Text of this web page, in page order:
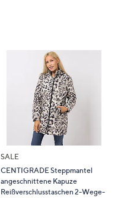
SALE
CENTIGRADE Steppmantel
angeschnittene Kapuze
Reißverschlusstaschen 2-Wege-